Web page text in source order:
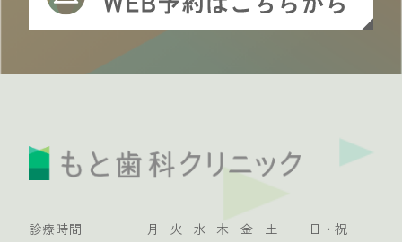
診療時間 月 火 水 木 金 土
日・祝